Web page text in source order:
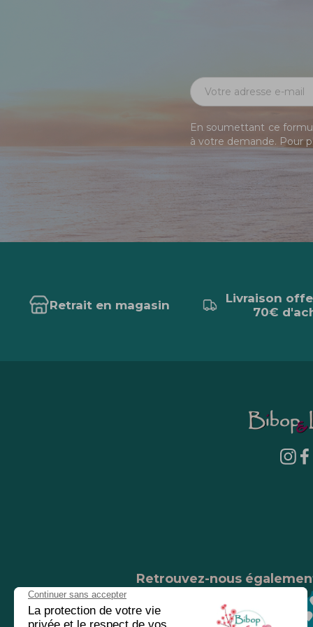
En soumettant ce
à votre demande. Pour
Retrait en magasin
Livraison
70€
Retrouvez-nous
Nos magasins